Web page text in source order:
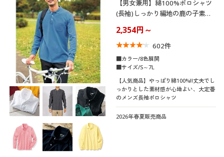
【男女兼用】綿100%ポロシャツ
(長袖)しっかり編地の鹿の子素材
2,354円～
602件
■カラー/8色展開
■サイズ/S～7L
【人気商品】やっぱり綿100%!!丈夫でし
っかりとした素材感が心地よい、大定番
のメンズ長袖ポロシャツ
2026年春夏販売商品